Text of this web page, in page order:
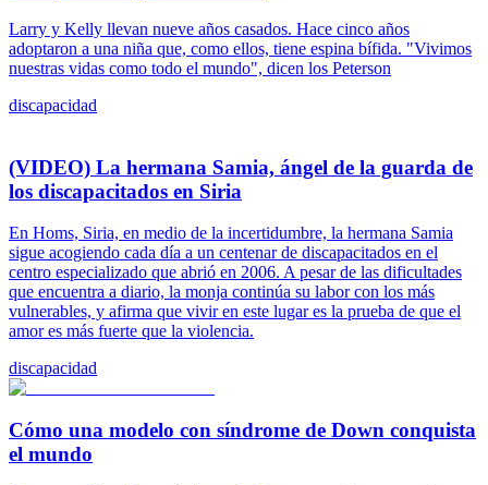
Larry y Kelly llevan nueve años casados. Hace cinco años
adoptaron a una niña que, como ellos, tiene espina bífida. "Vivimos
nuestras vidas como todo el mundo", dicen los Peterson
discapacidad
(VIDEO) La hermana Samia, ángel de la guarda de
los discapacitados en Siria
En Homs, Siria, en medio de la incertidumbre, la hermana Samia
sigue acogiendo cada día a un centenar de discapacitados en el
centro especializado que abrió en 2006. A pesar de las dificultades
que encuentra a diario, la monja continúa su labor con los más
vulnerables, y afirma que vivir en este lugar es la prueba de que el
amor es más fuerte que la violencia.
discapacidad
Cómo una modelo con síndrome de Down conquista
el mundo